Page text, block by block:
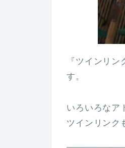
『ツインリ
す。
いろいろなア
ツインリンク